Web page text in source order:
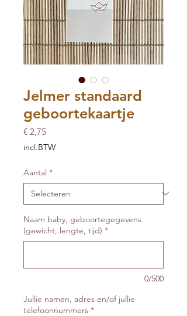
Jelmer standaard
geboortekaartje
€ 2,75Prijs
incl.BTW
Aantal *
Naam baby, geboortegegevens
(gewicht, lengte, tijd) *
0/500
Jullie namen, adres en/of jullie
telefoonnummers *